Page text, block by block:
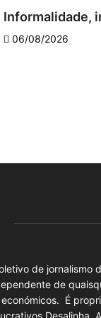
Informalidade,
06/08/2026
de jornalismo
de
É